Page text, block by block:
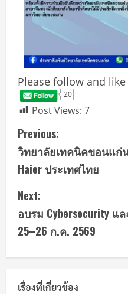
Please follow and like
20
Post Views: 7
Previous:
วิทยาลัยเทคนิคขอนแก่
Haier ประเทศไทย
Next:
อบรม Cybersecurity แ
25–26 ก.ค. 2569
เรื่องที่เกี่ยวข้อง